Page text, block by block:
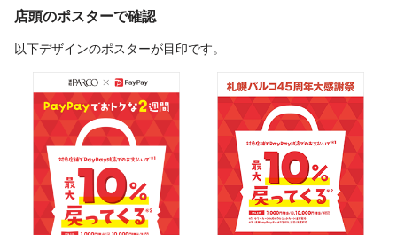
店頭のポスターで確認
以下デザインのポスターが目印です。